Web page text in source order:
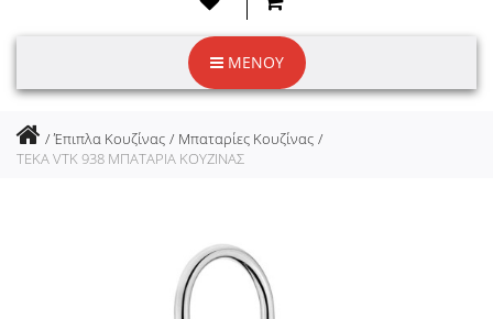
ΜΕΝΟΥ
Έπιπλα Κουζίνας
Μπαταρίες Κουζίνας
TEKA VTK 938 ΜΠΑΤΑΡΙΑ ΚΟΥΖΙΝΑΣ